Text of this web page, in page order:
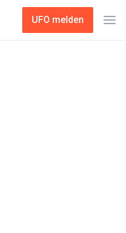
UFO melden